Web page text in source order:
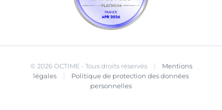
© 2026 OCTIME - Tous droits réservés |
Mentions
légales
|
Politique de protection des données
personnelles